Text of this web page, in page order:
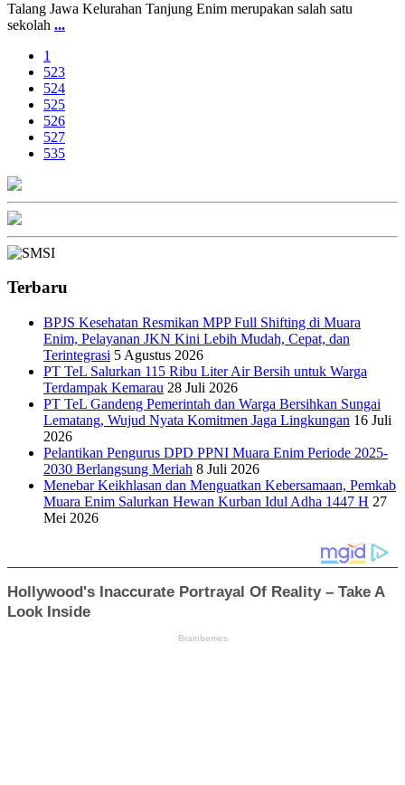
Talang Jawa Kelurahan Tanjung Enim merupakan salah satu
sekolah ...
1
523
524
525
526
527
535
Terbaru
BPJS Kesehatan Resmikan MPP Full Shifting di Muara
Enim, Pelayanan JKN Kini Lebih Mudah, Cepat, dan
Terintegrasi 5 Agustus 2026
PT TeL Salurkan 115 Ribu Liter Air Bersih untuk Warga
Terdampak Kemarau 28 Juli 2026
PT TeL Gandeng Pemerintah dan Warga Bersihkan Sungai
Lematang, Wujud Nyata Komitmen Jaga Lingkungan 16 Juli
2026
Pelantikan Pengurus DPD PPNI Muara Enim Periode 2025-
2030 Berlangsung Meriah 8 Juli 2026
Menebar Keikhlasan dan Menguatkan Kebersamaan, Pemkab
Muara Enim Salurkan Hewan Kurban Idul Adha 1447 H 27
Mei 2026